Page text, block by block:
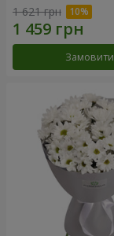
1 621 грн
Замовити